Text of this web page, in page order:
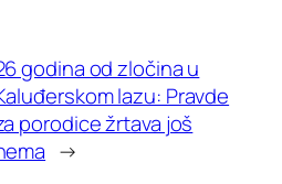
godina od zločina u
lazu: Pravde
porodice žrtava još
→